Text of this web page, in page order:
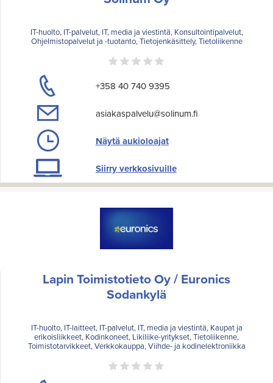
IT-huolto, IT-palvelut, IT, media ja viestintä, Konsultointipalvelut,
Ohjelmistopalvelut ja -tuotanto, Tietojenkäsittely, Tietoliikenne
+358 40 740 9395
asiakaspalvelu@solinum.fi
Näytä aukioloajat
Siirry verkkosivuille
Lapin Toimistotieto Oy / Euronics
Sodankylä
IT-huolto, IT-laitteet, IT-palvelut, IT, media ja viestintä, Kaupat ja
erikoisliikkeet, Kodinkoneet, Likiliike-yritykset, Tietoliikenne,
Toimistotarvikkeet, Verkkokauppa, Viihde- ja kodinelektroniikka